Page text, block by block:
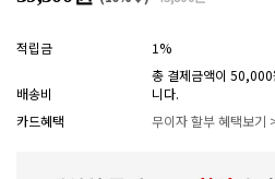
적립금 1%
배송비
총 결제금액이
니다.
카드혜택
무이자 할부 혜택보기